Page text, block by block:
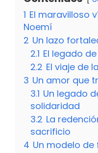
1 El maravilloso
Noemí
2 Un lazo
2.1 El legado
2.2 El viaje de
3 Un amor que
3.1 Un legado
solidaridad
3.2 La
sacrificio
4 Un modelo de